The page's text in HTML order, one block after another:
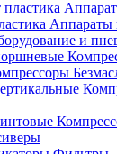
Аппараты
и